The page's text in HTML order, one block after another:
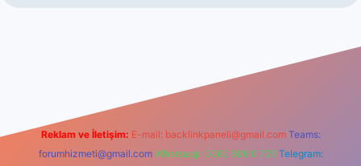
Reklam ve İletişim: E-mail: backlinkpaneli@gmail.com Teams:
forumhizmeti@gmail.com Whatsapp: 0262 606 0 726 Telegram: